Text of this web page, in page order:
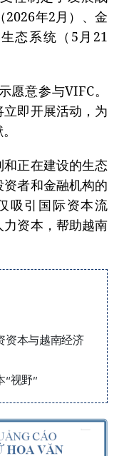
2026年2月）、金
态系统（5月21
意参与VIFC。
即开展活动，为
正在建设的生态
者和金融机构的
吸引国际资本流
资本，帮助越南
资本与越南经济
视野”